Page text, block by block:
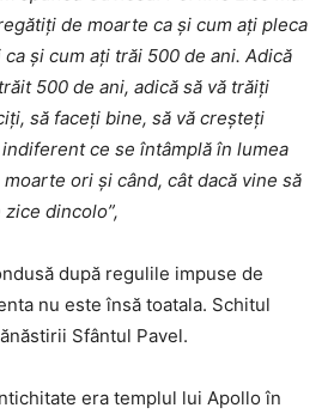
de moarte ca și cum ați pleca
și cum ați trăi 500 de ani. Adică
500 de ani, adică să vă trăiți
să faceți bine, să vă creșteți
ce se întâmplă în lumea
ori și când, cât dacă vine să
dincolo”,
după regulile impuse de
nu este însă toatala. Schitul
Sfântul Pavel.
era templul lui Apollo în